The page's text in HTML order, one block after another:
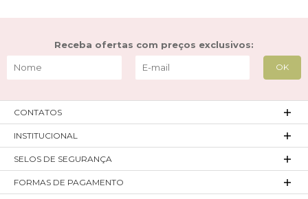
Receba ofertas com preços exclusivos:
CONTATOS
INSTITUCIONAL
SELOS DE SEGURANÇA
FORMAS DE PAGAMENTO